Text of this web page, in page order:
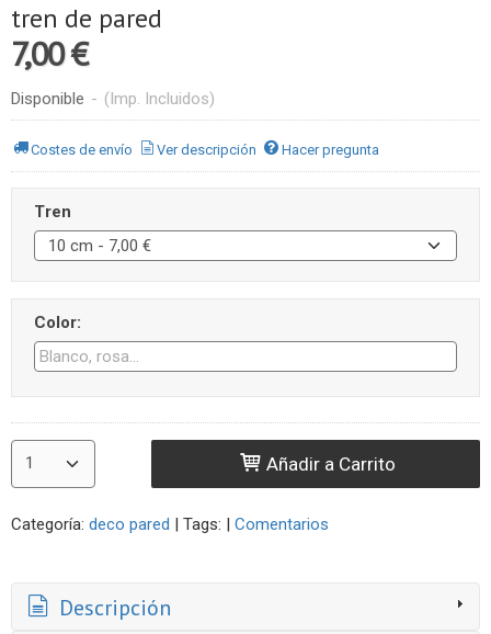
tren de pared
7,00 €
Disponible - (Imp. Incluidos)
Costes de envío Ver descripción Hacer pregunta
Tren
Color:
Añadir a Carrito
Categoría: deco pared | Tags: | Comentarios
Descripción